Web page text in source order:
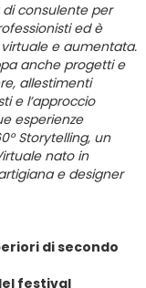
di consulente per
ed è
e aumentata.
anche progetti e
allestimenti
e l’approccio
esperienze
Storytelling, un
nato in
e designer
di secondo
festival